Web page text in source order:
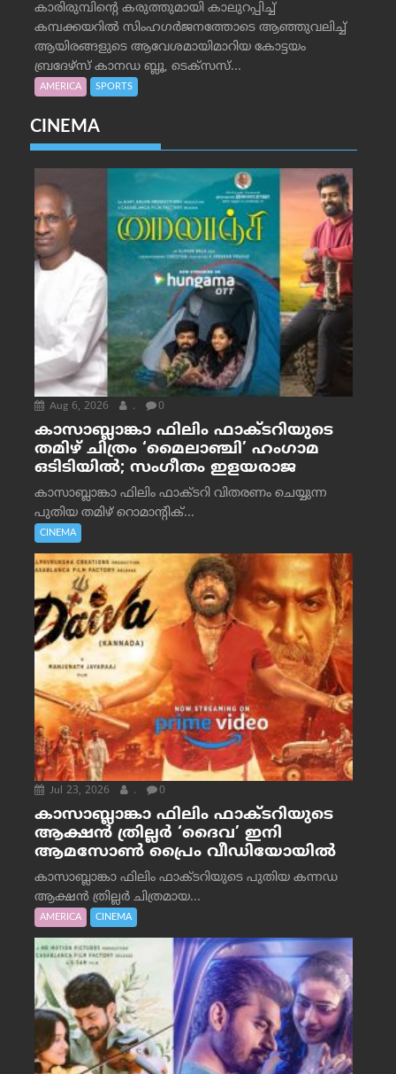
കാരിരുമ്പിന്റെ കരുത്തുമായി കാലുറപ്പിച്ച്
കമ്പക്കയറില്‍ സിംഹഗര്‍ജനത്തോടെ ആഞ്ഞുവലിച്ച്
ആയിരങ്ങളുടെ ആവേശമായിമാറിയ കോട്ടയം
ബ്രദേഴ്‌സ് കാനഡ ബ്ലൂ, ടെക്‌സസ്...
AMERICA SPORTS
CINEMA
Aug 6, 2026 . 0
കാസാബ്ലാങ്കാ ഫിലിം ഫാക്ടറിയുടെ
തമിഴ് ചിത്രം ‘മൈലാഞ്ചി’ ഹംഗാമ
ഒടിടിയിൽ; സംഗീതം ഇളയരാജ
കാസാബ്ലാങ്കാ ഫിലിം ഫാക്ടറി വിതരണം ചെയ്യുന്ന
പുതിയ തമിഴ് റൊമാന്റിക്...
CINEMA
Jul 23, 2026 . 0
കാസാബ്ലാങ്കാ ഫിലിം ഫാക്ടറിയുടെ
ആക്ഷൻ ത്രില്ലർ ‘ദൈവ’ ഇനി
ആമസോൺ പ്രൈം വീഡിയോയിൽ
കാസാബ്ലാങ്കാ ഫിലിം ഫാക്ടറിയുടെ പുതിയ കന്നഡ
ആക്ഷൻ ത്രില്ലർ ചിത്രമായ...
AMERICA CINEMA